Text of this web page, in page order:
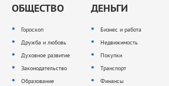
ОБЩЕСТВО
Гороскоп
Дружба и любовь
Духовное развитие
Законодательство
Образование
ДЕНЬГИ
Бизнес и работа
Недвижимость
Покупки
Транспорт
Финансы